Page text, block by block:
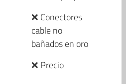
❌ Conectores
cable no
bañados en oro
❌ Precio